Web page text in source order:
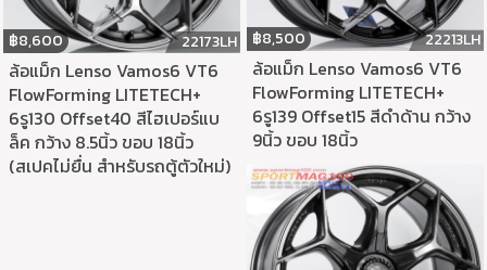
฿8,600 22173LH
ล้อแม็ก Lenso Vamos6 VT6
FlowForming LITETECH+
6รู130 Offset40 สีไฮเปอร์แบ
ล็ค กว้าง 8.5นิ้ว ขอบ 18นิ้ว
(สเปคไม่ยื่น สำหรับรถตู้ตัวใหม่)
฿8,500 22213LH
ล้อแม็ก Lenso Vamos6 VT6
FlowForming LITETECH+
6รู139 Offset15 สีดำด้าน กว้าง
9นิ้ว ขอบ 18นิ้ว